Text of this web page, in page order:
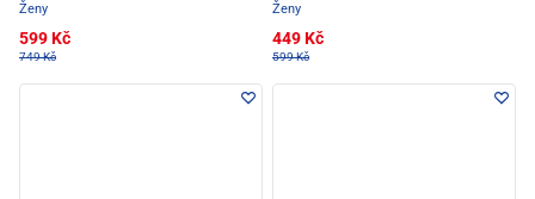
Ženy
599 Kč
749 Kč
Ženy
449 Kč
599 Kč